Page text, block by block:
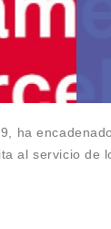
ha
al servicio de